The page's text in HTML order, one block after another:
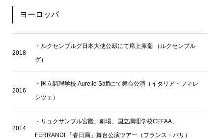
ヨーロッパ
2018
・ ルクセンブルグ日本大使公邸にて席上揮毫 （ルクセンブル
グ）
2016
・ 国立調理学校 Aurelio Saffiにて舞台公演（イタリア・フィレ
ンツェ）
2014
・リュクサンブル宮殿、劇場、国立調理学校CEFAA、
FERRANDI 「春日局」舞台公演ツアー（フランス・パリ）